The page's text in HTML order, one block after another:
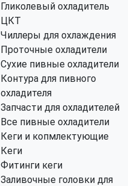
Гликолевый охладитель
ЦКТ
Чиллеры для охлаждения
Проточные охладители
Сухие пивные охладители
Контура для пивного
охладителя
Запчасти для охладителей
Все пивные охладители
Кеги и копмлектующие
Кеги
Фитинги кеги
Заливочные головки для